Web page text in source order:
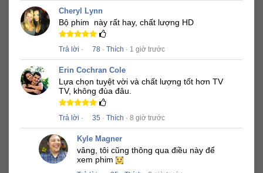
Cheryl Lynn
Bộ phim này rất hay, chất lượng HD
Trả lời · 78 · Thích · 1 giờ trước
Erin Cochran Cole
Lựa chọn tuyệt vời và chất lượng tốt hơn TV
TV, không đùa đâu.
Trả lời · 35 · Thích · 8 giờ trước
Kyle Magner
vâng, tôi cũng thông qua điều này để
xem phim